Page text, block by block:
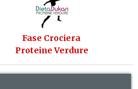
Fase Crociera
Proteine Verdure